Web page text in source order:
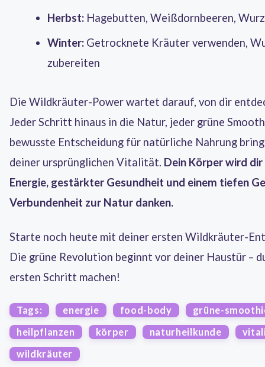
Herbst: Hagebutten, Weißdornbeeren,
Winter: Getrocknete Kräuter verwenden,
zubereiten
Die Wildkräuter-Power wartet darauf, von dir
Jeder Schritt hinaus in die Natur, jeder grüne
bewusste Entscheidung für natürliche Nahrung
deiner ursprünglichen Vitalität. Dein Körper wird
Energie, gestärkter Gesundheit und einem tiefen
Verbundenheit zur Natur danken.
Starte noch heute mit deiner ersten Wildkräuter-
Die grüne Revolution beginnt vor deiner Haustür –
ersten Schritt machen!
Tags: energie food-body
grüne-
heilpflanzen
körper naturheilkunde
wildkräuter